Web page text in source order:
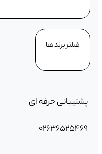
فیلتر برند ها
پشتیبانی حرفه ای
۰۲۶۳۶۵۲۵۴۶۹